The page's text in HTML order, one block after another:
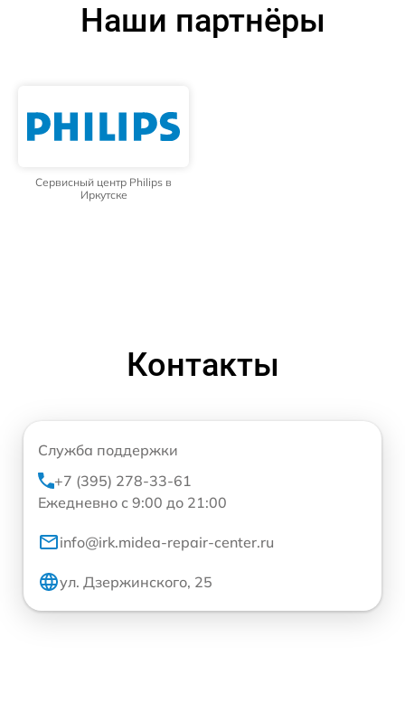
Наши партнёры
Сервисный центр Philips в
Иркутске
Контакты
Служба поддержки
+7 (395) 278-33-61
Ежедневно с 9:00 до 21:00
info@irk.midea-repair-center.ru
ул. Дзержинского, 25